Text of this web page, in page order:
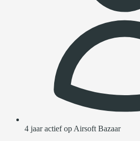
4 jaar actief op Airsoft Bazaar